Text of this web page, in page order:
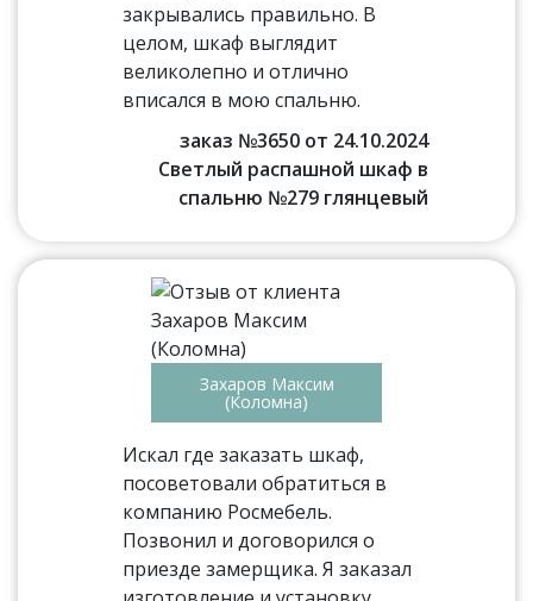
закрывались правильно. В
целом, шкаф выглядит
великолепно и отлично
вписался в мою спальню.
заказ №3650 от 24.10.2024
Светлый распашной шкаф в
спальню №279 глянцевый
Захаров Максим
(Коломна)
Искал где заказать шкаф,
посоветовали обратиться в
компанию Росмебель.
Позвонил и договорился о
приезде замерщика. Я заказал